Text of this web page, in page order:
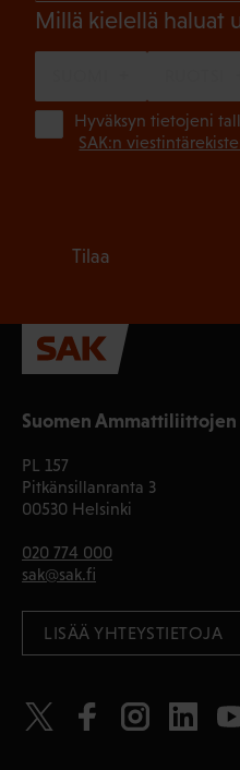
Suomen Ammattiliittojen
PL 157
Pitkänsillanranta 3
00530 Helsinki
020 774 000
sak@sak.fi
LISÄÄ YHTEYSTIETOJA
Millä kielellä haluat
Hyväksyn tietojeni
SAK:n
Tilaa